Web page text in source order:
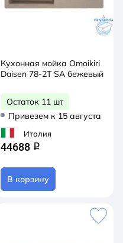
Кухонная мойка Omoikiri
Daisen 78-2T SA бежевый
Остаток 11 шт
Привезем к 15 августа
Италия
44688 q
В корзину